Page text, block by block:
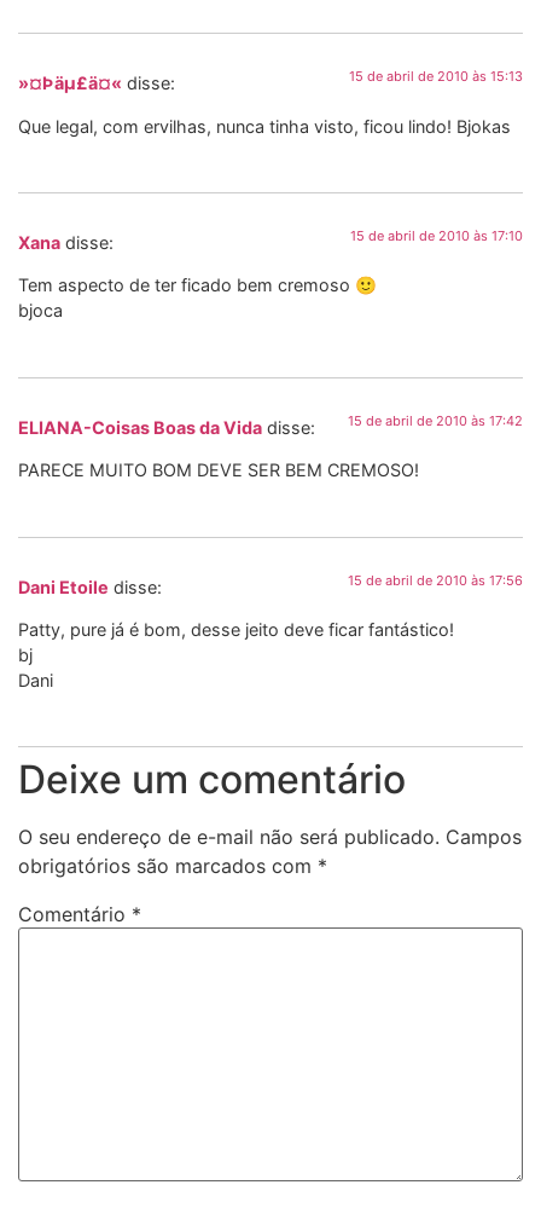
»¤Þäµ£ä¤« disse: 15 de abril de 2010 às 15:13
Que legal, com ervilhas, nunca tinha visto, ficou lindo! Bjokas
Xana disse: 15 de abril de 2010 às 17:10
Tem aspecto de ter ficado bem cremoso 🙂
bjoca
ELIANA-Coisas Boas da Vida disse: 15 de abril de 2010 às 17:42
PARECE MUITO BOM DEVE SER BEM CREMOSO!
Dani Etoile disse: 15 de abril de 2010 às 17:56
Patty, pure já é bom, desse jeito deve ficar fantástico!
bj
Dani
Deixe um comentário
O seu endereço de e-mail não será publicado. Campos
obrigatórios são marcados com *
Comentário *